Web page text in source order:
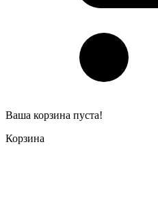
Ваша корзина пуста!
Корзина